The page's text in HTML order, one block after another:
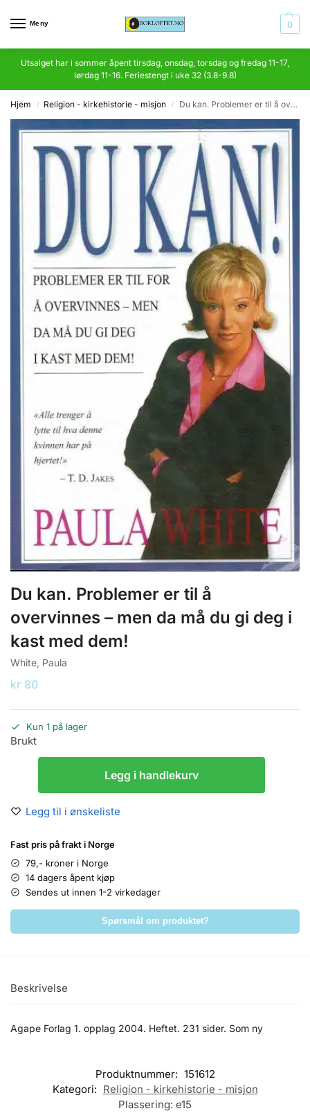
Meny 0
Utsalget har i sommer åpent tirsdag, onsdag, torsdag og fredag 11-17,
lørdag 11-16. Feriestengt i uke 32 (3.8-9.8)
Hjem / Religion - kirkehistorie - misjon / Du kan. Problemer er til å overvinnes – men da må du gi deg i kast med dem!
Du kan. Problemer er til å
overvinnes – men da må du gi deg i
kast med dem!
White, Paula
kr 80
Kun 1 på lager
Brukt
Legg i handlekurv
Legg til i ønskeliste
Fast pris på frakt i Norge
79,- kroner i Norge
14 dagers åpent kjøp
Sendes ut innen 1-2 virkedager
Spørsmål om produktet?
Beskrivelse
Agape Forlag 1. opplag 2004. Heftet. 231 sider. Som ny
Produktnummer: 151612
Kategori: Religion - kirkehistorie - misjon
Plassering: e15